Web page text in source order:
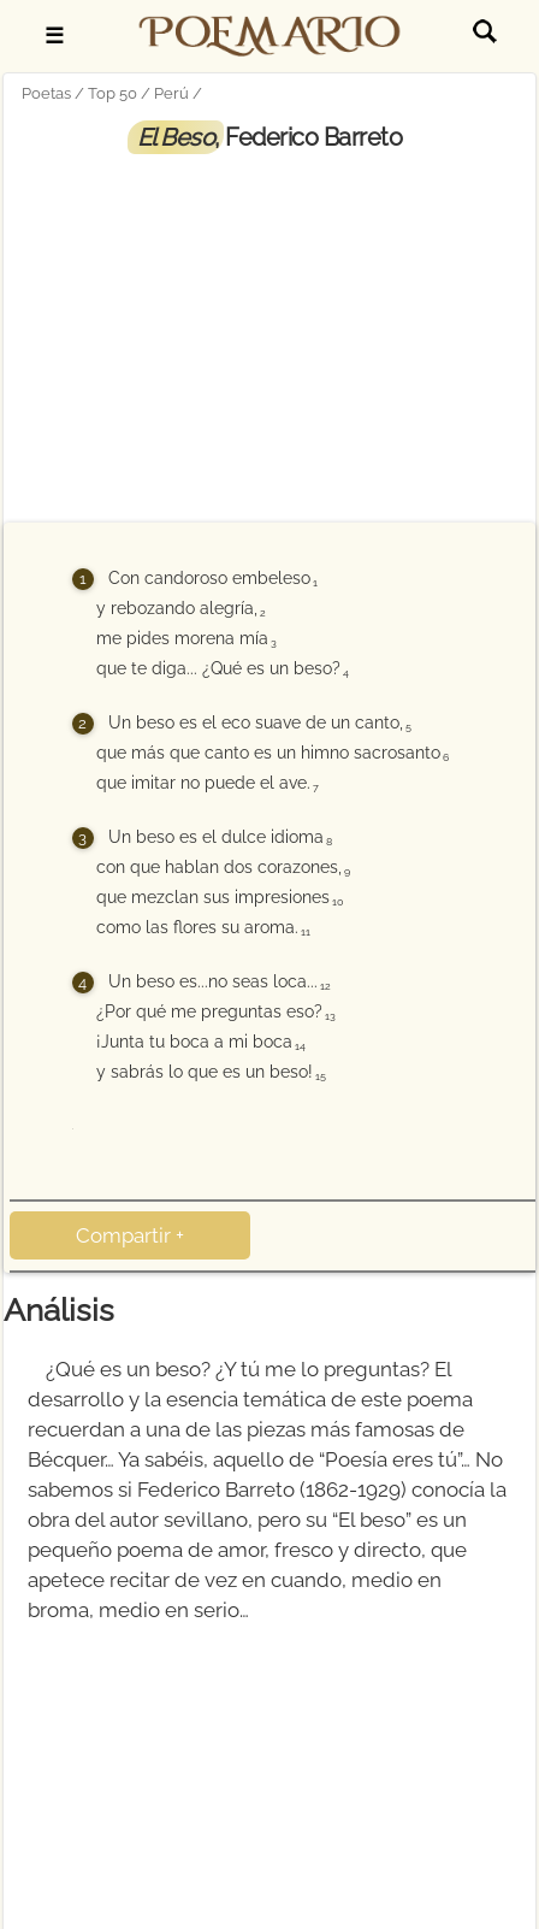
☰
Poetas Top 50 Perú
El Beso, Federico Barreto
Con candoroso embeleso 1
y rebozando alegría, 2
me pides morena mía 3
que te diga... ¿Qué es un beso? 4
Un beso es el eco suave de un canto, 5
que más que canto es un himno sacrosanto 6
que imitar no puede el ave. 7
Un beso es el dulce idioma 8
con que hablan dos corazones, 9
que mezclan sus impresiones 10
como las flores su aroma. 11
Un beso es...no seas loca... 12
¿Por qué me preguntas eso? 13
¡Junta tu boca a mi boca 14
y sabrás lo que es un beso! 15
Compartir +
Análisis
¿Qué es un beso? ¿Y tú me lo preguntas? El
desarrollo y la esencia temática de este poema
recuerdan a una de las piezas más famosas de
Bécquer… Ya sabéis, aquello de “Poesía eres tú”… No
sabemos si Federico Barreto (1862-1929) conocía la
obra del autor sevillano, pero su “El beso” es un
pequeño poema de amor, fresco y directo, que
apetece recitar de vez en cuando, medio en
broma, medio en serio…